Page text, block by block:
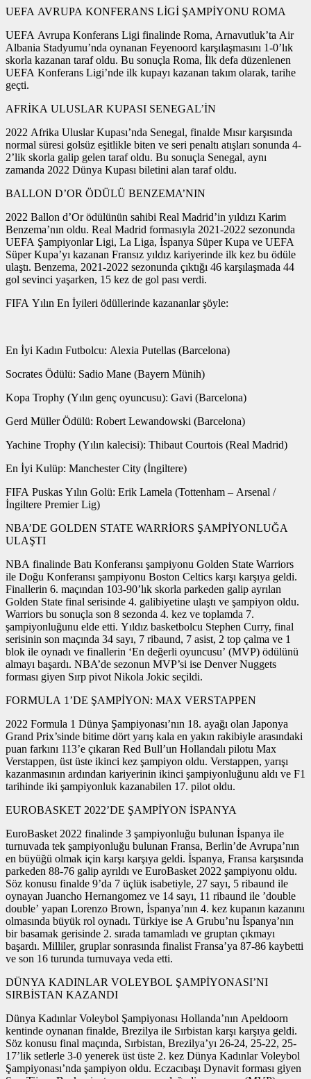
UEFA AVRUPA KONFERANS LİGİ ŞAMPİYONU ROMA
UEFA Avrupa Konferans Ligi finalinde Roma, Arnavutluk’ta Air
Albania Stadyumu’nda oynanan Feyenoord karşılaşmasını 1-0’lık
skorla kazanan taraf oldu. Bu sonuçla Roma, İlk defa düzenlenen
UEFA Konferans Ligi’nde ilk kupayı kazanan takım olarak, tarihe
geçti.
AFRİKA ULUSLAR KUPASI SENEGAL’İN
2022 Afrika Uluslar Kupası’nda Senegal, finalde Mısır karşısında
normal süresi golsüz eşitlikle biten ve seri penaltı atışları sonunda 4-
2’lik skorla galip gelen taraf oldu. Bu sonuçla Senegal, aynı
zamanda 2022 Dünya Kupası biletini alan taraf oldu.
BALLON D’OR ÖDÜLÜ BENZEMA’NIN
2022 Ballon d’Or ödülünün sahibi Real Madrid’in yıldızı Karim
Benzema’nın oldu. Real Madrid formasıyla 2021-2022 sezonunda
UEFA Şampiyonlar Ligi, La Liga, İspanya Süper Kupa ve UEFA
Süper Kupa’yı kazanan Fransız yıldız kariyerinde ilk kez bu ödüle
ulaştı. Benzema, 2021-2022 sezonunda çıktığı 46 karşılaşmada 44
gol sevinci yaşarken, 15 kez de gol pası verdi.
FIFA Yılın En İyileri ödüllerinde kazananlar şöyle:
En İyi Kadın Futbolcu: Alexia Putellas (Barcelona)
Socrates Ödülü: Sadio Mane (Bayern Münih)
Kopa Trophy (Yılın genç oyuncusu): Gavi (Barcelona)
Gerd Müller Ödülü: Robert Lewandowski (Barcelona)
Yachine Trophy (Yılın kalecisi): Thibaut Courtois (Real Madrid)
En İyi Kulüp: Manchester City (İngiltere)
FIFA Puskas Yılın Golü: Erik Lamela (Tottenham – Arsenal /
İngiltere Premier Lig)
NBA’DE GOLDEN STATE WARRİORS ŞAMPİYONLUĞA
ULAŞTI
NBA finalinde Batı Konferansı şampiyonu Golden State Warriors
ile Doğu Konferansı şampiyonu Boston Celtics karşı karşıya geldi.
Finallerin 6. maçından 103-90’lık skorla parkeden galip ayrılan
Golden State final serisinde 4. galibiyetine ulaştı ve şampiyon oldu.
Warriors bu sonuçla son 8 sezonda 4. kez ve toplamda 7.
şampiyonluğunu elde etti. Yıldız basketbolcu Stephen Curry, final
serisinin son maçında 34 sayı, 7 ribaund, 7 asist, 2 top çalma ve 1
blok ile oynadı ve finallerin ‘En değerli oyuncusu’ (MVP) ödülünü
almayı başardı. NBA’de sezonun MVP’si ise Denver Nuggets
forması giyen Sırp pivot Nikola Jokic seçildi.
FORMULA 1’DE ŞAMPİYON: MAX VERSTAPPEN
2022 Formula 1 Dünya Şampiyonası’nın 18. ayağı olan Japonya
Grand Prix’sinde bitime dört yarış kala en yakın rakibiyle arasındaki
puan farkını 113’e çıkaran Red Bull’un Hollandalı pilotu Max
Verstappen, üst üste ikinci kez şampiyon oldu. Verstappen, yarışı
kazanmasının ardından kariyerinin ikinci şampiyonluğunu aldı ve F1
tarihinde iki şampiyonluk kazanabilen 17. pilot oldu.
EUROBASKET 2022’DE ŞAMPİYON İSPANYA
EuroBasket 2022 finalinde 3 şampiyonluğu bulunan İspanya ile
turnuvada tek şampiyonluğu bulunan Fransa, Berlin’de Avrupa’nın
en büyüğü olmak için karşı karşıya geldi. İspanya, Fransa karşısında
parkeden 88-76 galip ayrıldı ve EuroBasket 2022 şampiyonu oldu.
Söz konusu finalde 9’da 7 üçlük isabetiyle, 27 sayı, 5 ribaund ile
oynayan Juancho Hernangomez ve 14 sayı, 11 ribaund ile ’double
double’ yapan Lorenzo Brown, İspanya’nın 4. kez kupanın kazanını
olmasında büyük rol oynadı. Türkiye ise A Grubu’nu İspanya’nın
bir basamak gerisinde 2. sırada tamamladı ve gruptan çıkmayı
başardı. Milliler, gruplar sonrasında finalist Fransa’ya 87-86 kaybetti
ve son 16 turunda turnuvaya veda etti.
DÜNYA KADINLAR VOLEYBOL ŞAMPİYONASI’NI
SIRBİSTAN KAZANDI
Dünya Kadınlar Voleybol Şampiyonası Hollanda’nın Apeldoorn
kentinde oynanan finalde, Brezilya ile Sırbistan karşı karşıya geldi.
Söz konusu final maçında, Sırbistan, Brezilya’yı 26-24, 25-22, 25-
17’lik setlerle 3-0 yenerek üst üste 2. kez Dünya Kadınlar Voleybol
Şampiyonası’nda şampiyon oldu. Eczacıbaşı Dynavit forması giyen